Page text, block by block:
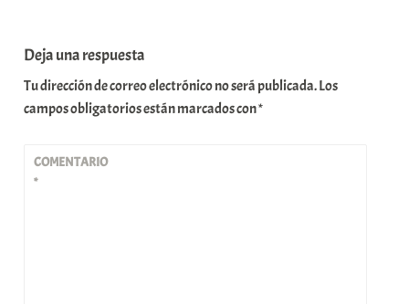
Deja una respuesta
Tu dirección de correo electrónico no será publicada.Los
campos obligatorios están marcados con*
COMENTARIO
*